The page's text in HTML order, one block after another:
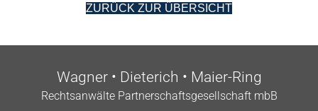
ZURÜCK ZUR ÜBERSICHT
Wag­ner • Die­te­rich • Maier-Ring
Rechts­an­wäl­te Part­ner­schafts­ge­sell­schaft mbB